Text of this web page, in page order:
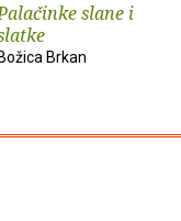
slane i
Božica Brkan